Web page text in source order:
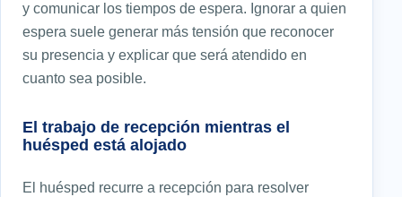
y comunicar los tiempos de espera. Ignorar a quien
espera suele generar más tensión que reconocer
su presencia y explicar que será atendido en
cuanto sea posible.
El trabajo de recepción mientras el
huésped está alojado
El huésped recurre a recepción para resolver